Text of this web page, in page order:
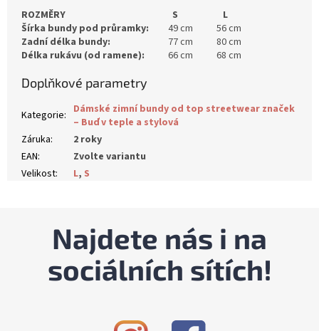
ROZMĚRY S L
Šírka bundy pod průramky: 49cm 56 cm
Zadní délka bundy:
77 cm 80 cm
Délka rukávu (od ramene):
66 cm 68 cm
Doplňkové parametry
Kategorie: Dámské zimní bundy od top streetwear značek
– Buď v teple a stylová
Záruka:
2 roky
EAN:
Zvolte variantu
Velikost: L, S
Najdete nás i na
sociálních sítích!